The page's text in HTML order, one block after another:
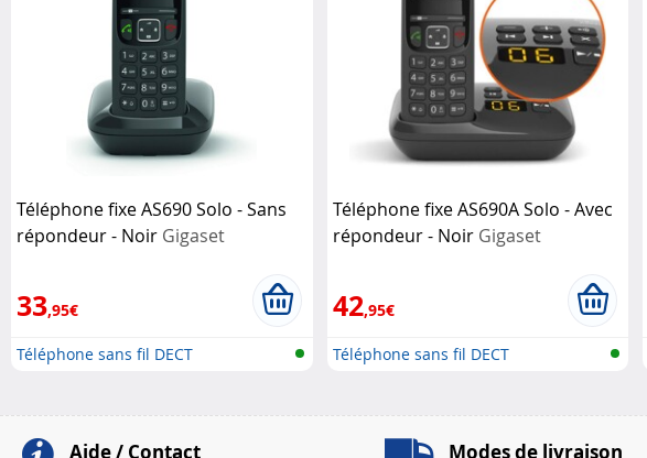
Téléphone fixe AS690 Solo - Sans
répondeur - Noir Gigaset
33,95€
Téléphone sans fil DECT
Téléphone fixe AS690A Solo - Avec
répondeur - Noir Gigaset
42,95€
Téléphone sans fil DECT
Aide / Contact Modes de livraison